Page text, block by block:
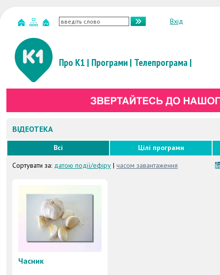
Вхід
Про К1 | Програми| Телепрограма|
ВІДЕОТЕКА
Всі
Цілі програми
Сортувати за: датою події/ефіру | часом завантаження
Часник